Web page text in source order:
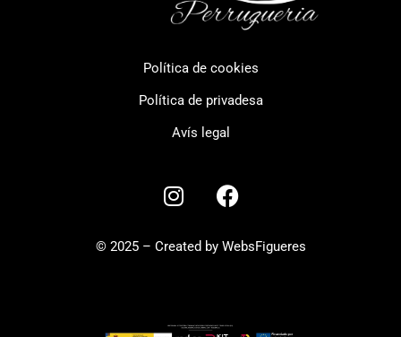
Política de cookies
Política de privadesa
Avís legal
© 2025 – Created by WebsFigueres